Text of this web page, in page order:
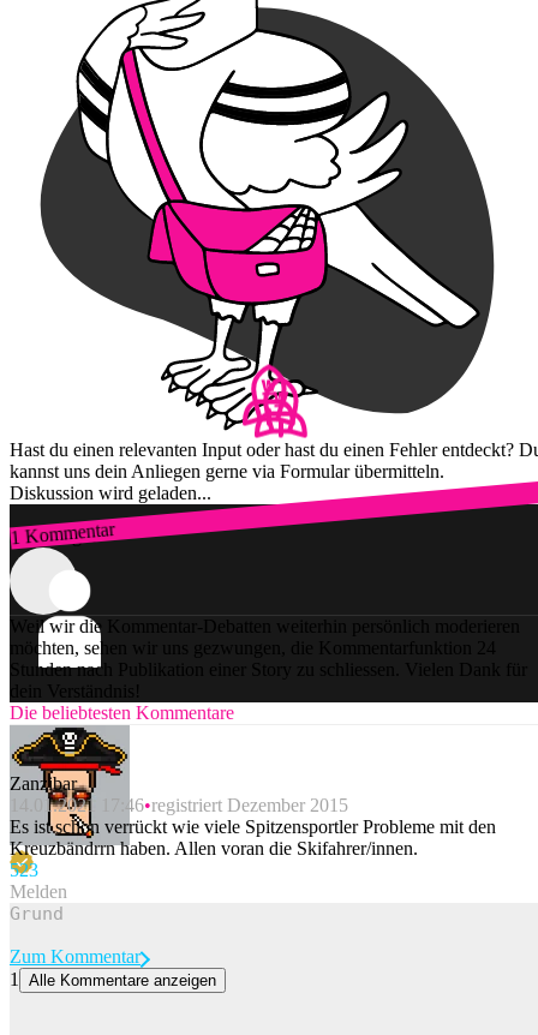
Hast du einen relevanten Input oder hast du einen Fehler entdeckt?
kannst uns dein Anliegen gerne via Formular übermitteln.
Diskussion wird geladen...
1 Kommentar
Zum Login
Weil wir die Kommentar-Debatten weiterhin persönlich moderieren
möchten, sehen wir uns gezwungen, die Kommentarfunktion 24
Stunden nach Publikation einer Story zu schliessen. Vielen Dank für
dein Verständnis!
Die beliebtesten Kommentare
Zanzibar
14.01.2021 17:46 registriert Dezember 2015
Es ist schon verrückt wie viele Spitzensportler Probleme mit den
Kreuzbändrrn haben. Allen voran die Skifahrer/innen.
523
Melden
Zum Kommentar
1
Alle Kommentare anzeigen